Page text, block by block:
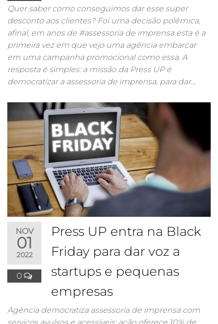
Quer saber como conseguimos dar esse super
desconto aos clientes? Foi uma decisão polêmica,
afinal, em anos de #assessoria de imprensa esta é a
primeira vez em que vejo uma agência embarcar
em uma campanha promocional como essa. A
resposta é simples: a missão da Press UP é
democratizar a assessoria de imprensa, para dar…
NOV
01
2022
0
Press UP entra na Black
Friday para dar voz a
startups e pequenas
empresas
Agência democratiza assessoria de imprensa com